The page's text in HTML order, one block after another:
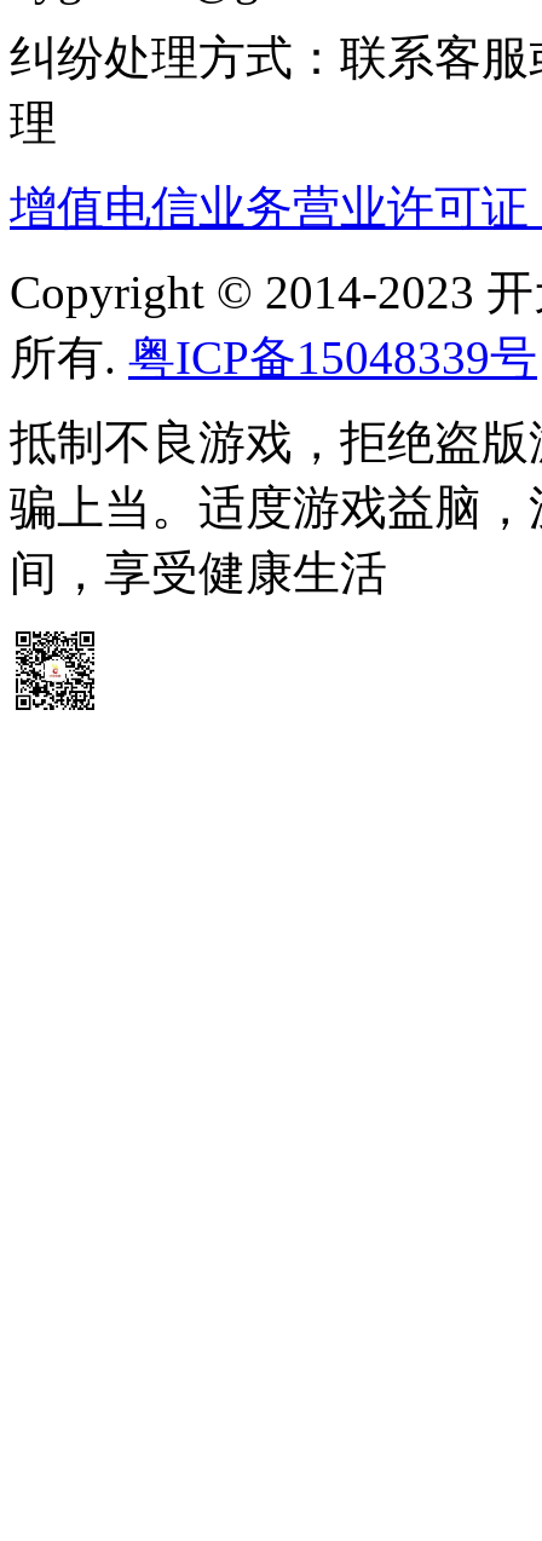
纠纷处理方式：联系客
理
增值电信业务营业许可证
Copyright © 2014-2023
所有. 粤ICP备15048339号
抵制不良游戏，拒绝盗
骗上当。适度游戏益脑
间，享受健康生活